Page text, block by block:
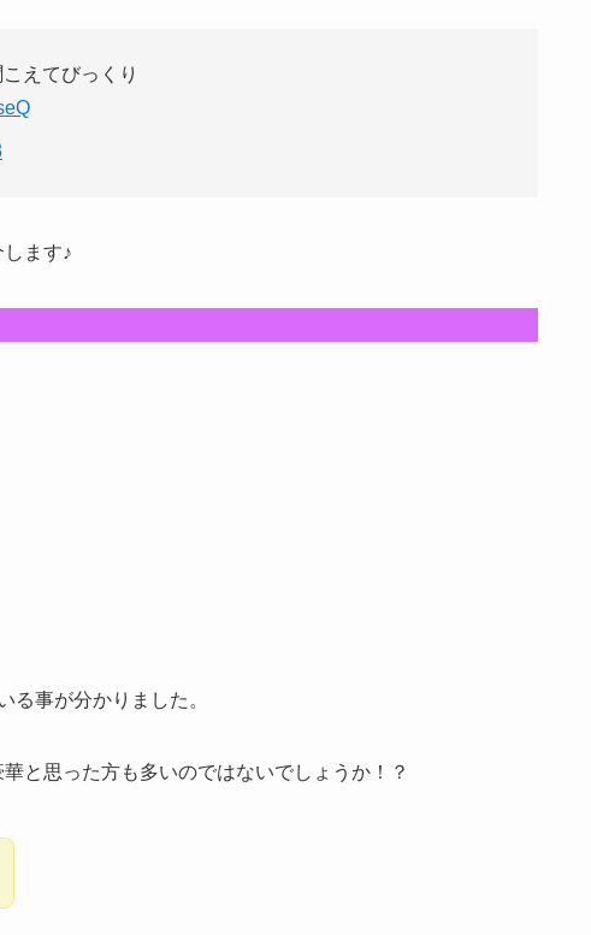
えてびっくり
ます♪
る事が分かりました。
と思った方も多いのではないでしょうか！？